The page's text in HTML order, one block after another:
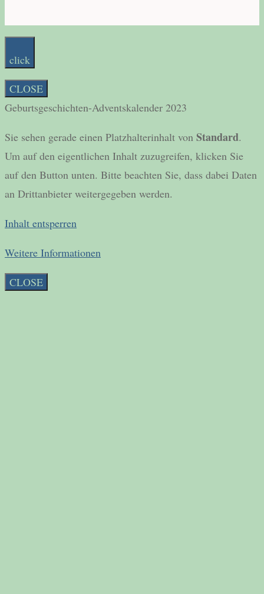
click
CLOSE
Geburtsgeschichten-Adventskalender 2023
Sie sehen gerade einen Platzhalterinhalt von Standard.
Um auf den eigentlichen Inhalt zuzugreifen, klicken Sie
auf den Button unten. Bitte beachten Sie, dass dabei Daten
an Drittanbieter weitergegeben werden.
Inhalt entsperren
Weitere Informationen
CLOSE